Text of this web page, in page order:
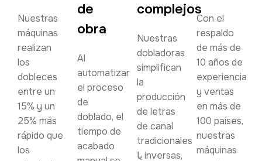
Nuestras
máquinas
realizan
los
dobleces
entre un
15% y un
25% más
rápido que
los
de
obra
Al
automatizar
el proceso
de
doblado, el
tiempo de
acabado
complejos
Nuestras
dobladoras
simplifican
la
producción
de letras
de canal
tradicionales
یا inversas,
Con el
respaldo
de más de
10 años de
experiencia
y ventas
en más de
100 países,
nuestras
máquinas